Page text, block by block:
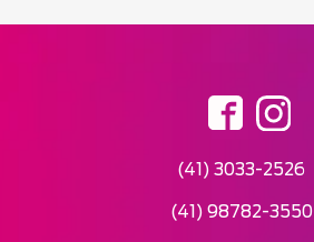
(41) 3033-2526
(41) 98782-3550